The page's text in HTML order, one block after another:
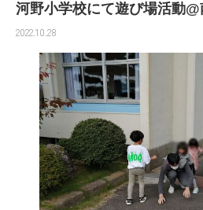
河野小学校にて遊び場活動@
2022.10.28